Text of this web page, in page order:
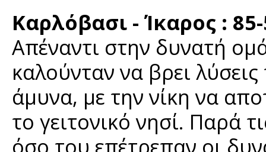
Καρλόβασι - Ίκαρος :
Απέναντι στην δυνατή
καλούνταν να βρει
άμυνα, με την νίκη να
το γειτονικό νησί. Παρά
όσο του επέτρεπαν οι